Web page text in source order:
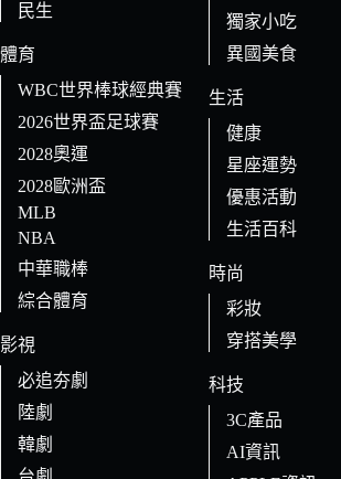
民生
體育
WBC世界棒球經典賽
2026世界盃足球賽
2028奧運
2028歐洲盃
MLB
NBA
中華職棒
綜合體育
影視
必追夯劇
陸劇
韓劇
獨家小吃
異國美食
生活
健康
星座運勢
優惠活動
生活百科
時尚
彩妝
穿搭美學
科技
3C產品
AI資訊